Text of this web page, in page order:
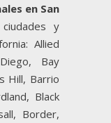
en San
y
Allied
Bay
Hill, Barrio
Black
Border,